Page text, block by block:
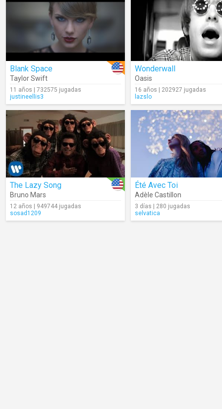
Blank Space
Taylor Swift
11 años | 732575 jugadas
justineellis3
Wonderwall
Oasis
16 años | 202927 jugadas
lazslo
The Lazy Song
Bruno Mars
12 años | 949744 jugadas
sosad1209
Été Avec Toi
Adèle Castillon
3 días | 280 jugadas
selvatica